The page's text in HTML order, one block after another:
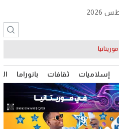
إسلاميات ثقافات بانوراما
موريتانيا